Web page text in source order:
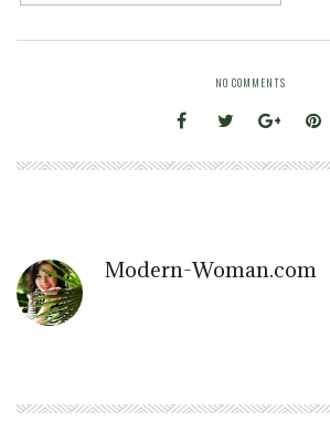
NO COMMENTS
Modern-Woman.com